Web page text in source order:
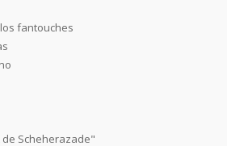
fantouches
Scheherazade"